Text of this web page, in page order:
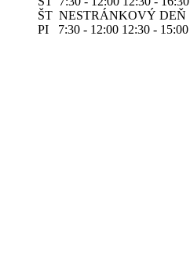
ŠT NESTRÁNKOVÝ DEŇ
PI 7:30 - 12:00 12:30 - 15:00